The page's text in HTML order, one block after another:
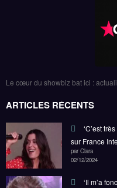
Le cœur du showbiz bat ici :
ARTICLES RÉCENTS
‘C’est
sur France
par Clara
02/12/2024
‘Il m’a